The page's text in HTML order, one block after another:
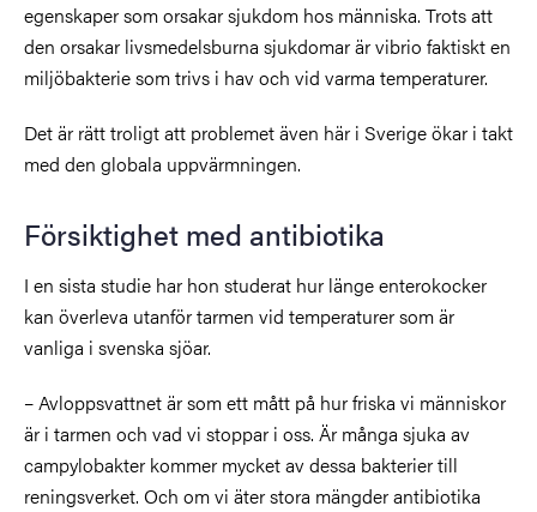
egenskaper som orsakar sjukdom hos människa. Trots att
den orsakar livsmedelsburna sjukdomar är vibrio faktiskt en
miljöbakterie som trivs i hav och vid varma temperaturer.
Det är rätt troligt att problemet även här i Sverige ökar i takt
med den globala uppvärmningen.
Försiktighet med antibiotika
I en sista studie har hon studerat hur länge enterokocker
kan överleva utanför tarmen vid temperaturer som är
vanliga i svenska sjöar.
– Avloppsvattnet är som ett mått på hur friska vi människor
är i tarmen och vad vi stoppar i oss. Är många sjuka av
campylobakter kommer mycket av dessa bakterier till
reningsverket. Och om vi äter stora mängder antibiotika